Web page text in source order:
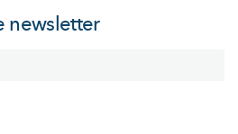
newsletter